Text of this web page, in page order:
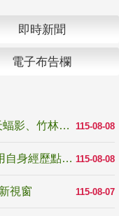
即時新聞
電子布告欄
115-08-08
青年壯遊點精選夏夜限定避暑提案 漫天蝠影、竹林尋蛙、茶香夜觀 邀青年暮色出發
115-08-08
教育家人物典範 發明大王林永禎教授 用自身經歷點亮學生的路
115-08-07